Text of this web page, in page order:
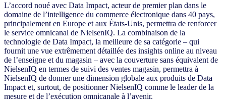
L’accord noué avec Data Impact, acteur de premier plan dans le
domaine de l’intelligence du commerce électronique dans 40 pays,
principalement en Europe et aux États-Unis, permettra de renforcer
le service omnicanal de NielsenIQ. La combinaison de la
technologie de Data Impact, la meilleure de sa catégorie – qui
fournit une vue extrêmement détaillée des insights online au niveau
de l’enseigne et du magasin – avec la couverture sans équivalent de
NielsenIQ en termes de suivi des ventes magasin, permettra à
NielsenIQ de donner une dimension globale aux produits de Data
Impact et, surtout, de positionner NielsenIQ comme le leader de la
mesure et de l’exécution omnicanale à l’avenir.